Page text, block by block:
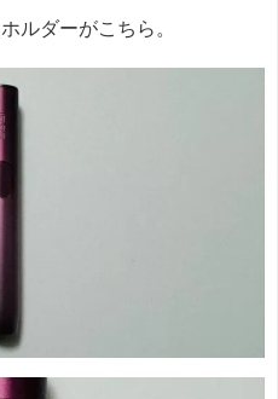
ルダーがこちら。